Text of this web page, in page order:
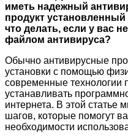
иметь надежный
продукт
что делать, если у вас
файлом антивируса?
Обычно антивирусные
установки с помощью
современные технологии
устанавливать
интернета. В этой статье
шагов, которые помогут
необходимости